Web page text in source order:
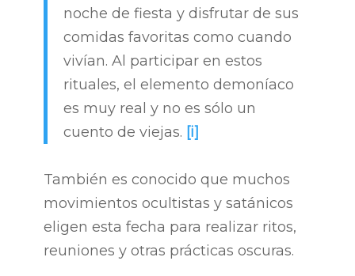
noche de fiesta y disfrutar de sus
comidas favoritas como cuando
vivían. Al participar en estos
rituales, el elemento demoníaco
es muy real y no es sólo un
cuento de viejas. [i]
También es conocido que muchos
movimientos ocultistas y satánicos
eligen esta fecha para realizar ritos,
reuniones y otras prácticas oscuras.